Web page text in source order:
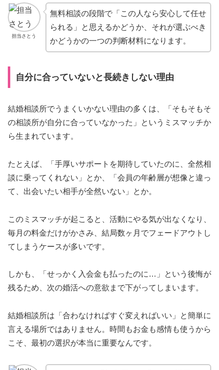
担当さとう
無料相談の段階で「この人なら安心して任せ
られる」と思えるかどうか、それが選ぶべき
かどうかの一つの判断材料になります。
自分に合っていないと長続きしない理由
結婚相談所でうまくいかない理由の多くは、「そもそもそ
の相談所が自分に合っていなかった」というミスマッチか
ら生まれています。
たとえば、「手厚いサポートを期待していたのに、全然相
談に乗ってくれない」とか、「会員の年齢層が想像と違っ
て、出会いたい相手が全然いない」とか。
このミスマッチが起こると、活動にやる気が出なくなり、
毎月の料金だけがかさみ、結局数ヶ月でフェードアウトし
てしまうケースが多いです。
しかも、「せっかく入会金も払ったのに…」という後悔が
残るため、次の婚活への意欲まで下がってしまいます。
結婚相談所は「合わなければすぐ変えればいい」と簡単に
言える場所ではありません。時間もお金も感情も使うから
こそ、最初の選択が本当に重要なんです。